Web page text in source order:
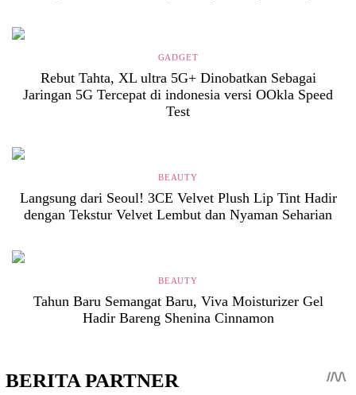
GADGET
Rebut Tahta, XL ultra 5G+ Dinobatkan Sebagai
Jaringan 5G Tercepat di indonesia versi OOkla Speed
Test
BEAUTY
Langsung dari Seoul! 3CE Velvet Plush Lip Tint Hadir
dengan Tekstur Velvet Lembut dan Nyaman Seharian
BEAUTY
Tahun Baru Semangat Baru, Viva Moisturizer Gel
Hadir Bareng Shenina Cinnamon